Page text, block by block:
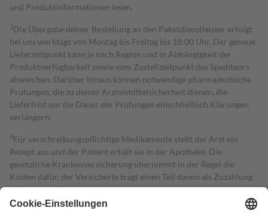
und Produktinformationen lesen.
3Die Übergabe deiner Bestellung an den Paketdienstleister erfolgt
bei uns werktags von Montag bis Freitag bis 18:00 Uhr. Der genaue
Lieferzeitpunkt kann je nach Region und in Abhängigkeit der
Produktverfügbarkeit sowie vom Zustellzeitpunkt des Spediteurs
abweichen. Darüber hinaus können notwendige pharmazeutische
Prüfungen, die zu deiner Arzneimittelsicherheit dienen, die
Lieferfrist um die Dauer der Prüfungen einschließlich Klärungen
verlängern.
4Für verschreibungspflichtige Medikamente stellt der Arzt ein
Rezept aus und der Patient erhält sie in der Apotheke. Die
gesetzliche Krankenversicherung übernimmt in der Regel die
Kosten dafür, der Versicherte trägt einen Teil davon als Zuzahlung
mit.
Grundsätzlich leisten Mitglieder Zuzahlungen in Höhe von zehn